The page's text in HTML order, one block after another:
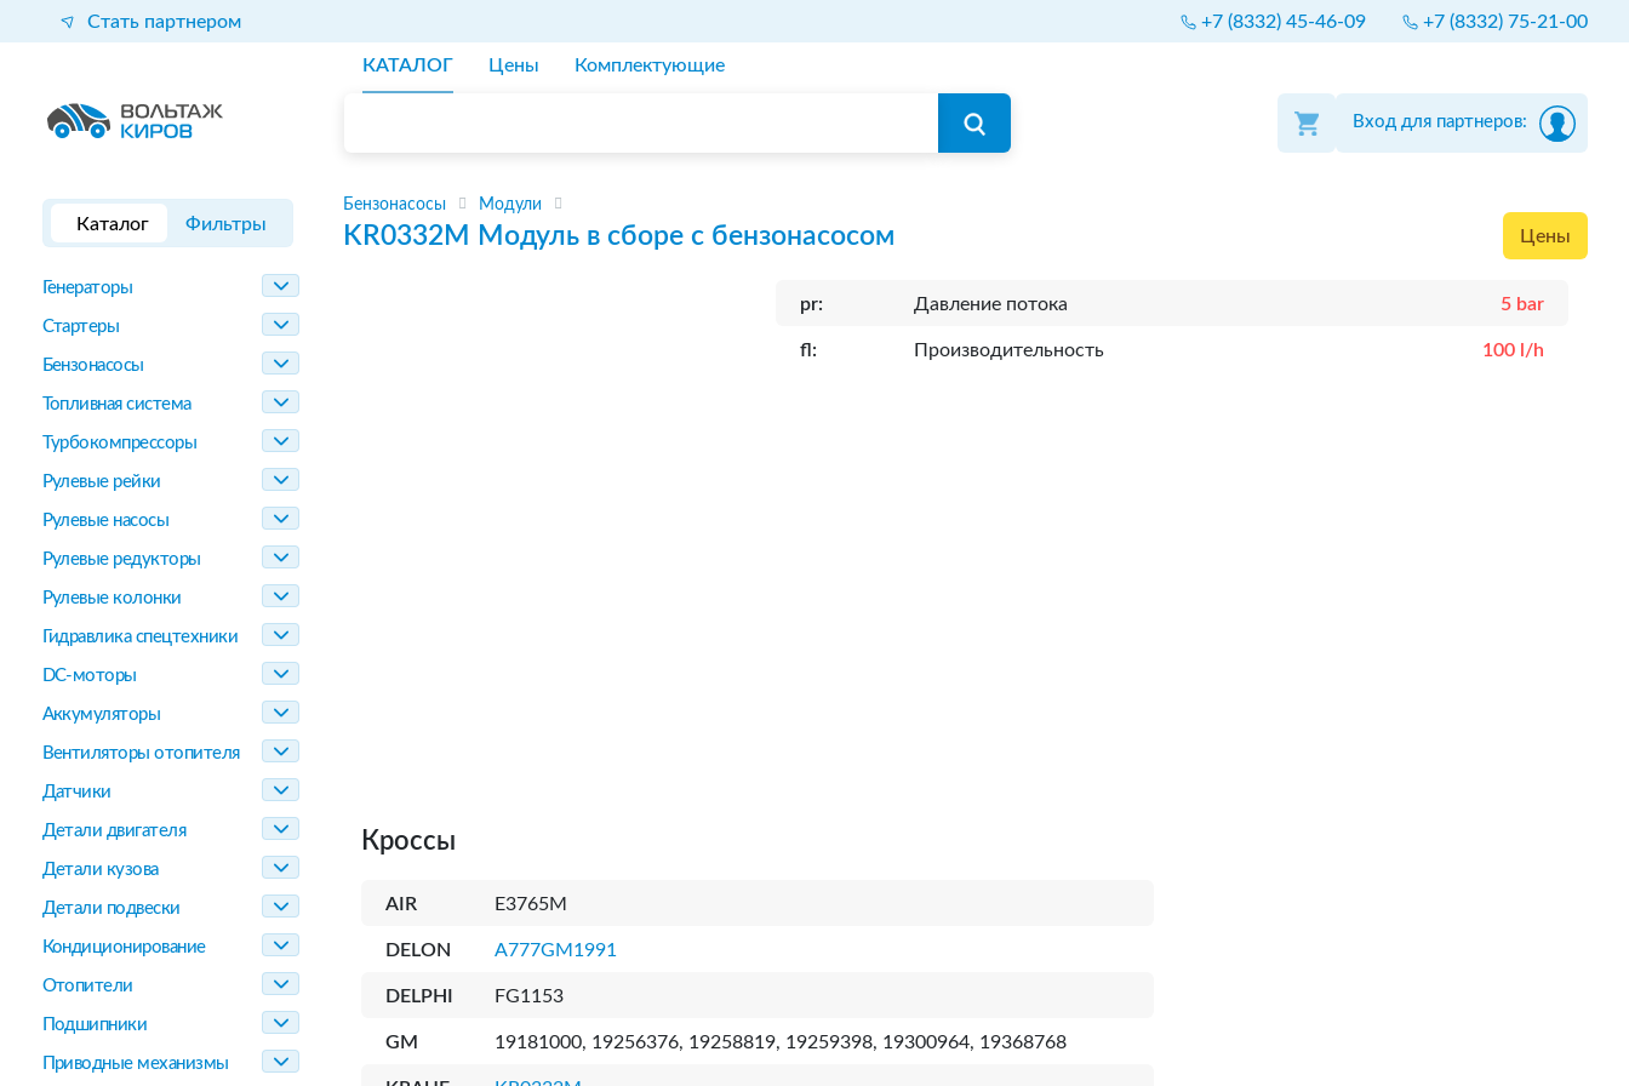
Стать партнером +7 (8332) 45-46-09 +7 (8332) 75-21-00
КАТАЛОГ Цены Комплектующие
Вход для партнеров:
Каталог Фильтры
Генераторы
Стартеры
Бензонасосы
Топливная система
Турбокомпрессоры
Рулевые рейки
Рулевые насосы
Рулевые редукторы
Рулевые колонки
Гидравлика спецтехники
DC-моторы
Аккумуляторы
Вентиляторы отопителя
Датчики
Детали двигателя
Детали кузова
Детали подвески
Кондиционирование
Отопители
Подшипники
Приводные механизмы
Бензонасосы Модули
KR0332M Модуль в сборе с бензонасосом Цены
pr: Давление потока 5 bar
fl: Производительность 100 l/h
Кроссы
AIR E3765M
DELON A777GM1991
DELPHI FG1153
GM 19181000, 19256376, 19258819, 19259398, 19300964, 19368768